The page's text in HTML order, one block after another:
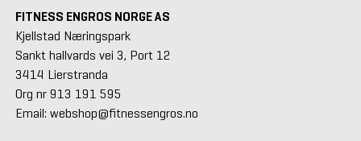
FITNESS ENGROS NORGE AS
Kjellstad Næringspark
Sankt hallvards vei 3, Port 12
3414 Lierstranda
Org nr 913 191 595
Email: webshop@fitnessengros.no